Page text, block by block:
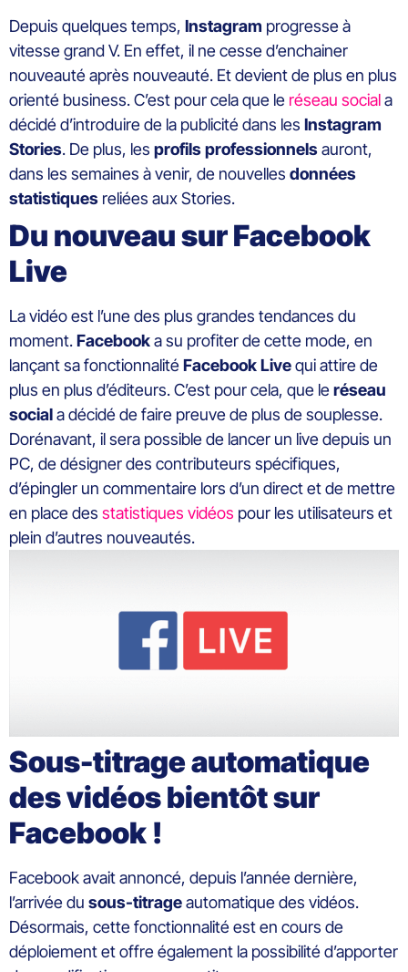
Depuis quelques temps, Instagram progresse à
vitesse grand V. En effet, il ne cesse d’enchainer
nouveauté après nouveauté. Et devient de plus en plus
orienté business. C’est pour cela que le réseau sociala
décidé d’introduire de la publicité dans les Instagram
Stories. De plus, les profils professionnelsauront,
dans les semaines à venir, de nouvelles données
statistiques reliées aux Stories.
Du nouveau sur Facebook
Live
La vidéo est l’une des plus grandes tendances du
moment.Facebooka su profiter de cette mode, en
lançant sa fonctionnalitéFacebookLivequi attire de
plus en plus d’éditeurs. C’est pour cela, que leréseau
sociala décidé de faire preuve de plus de souplesse.
Dorénavant, il sera possible de lancer un live depuis un
PC, de désigner des contributeurs spécifiques,
d’épingler un commentaire lors d’un direct et de mettre
en place des statistiques vidéos pour les utilisateurs et
plein d’autres nouveautés.
Sous-titrage automatique
des vidéos bientôt sur
Facebook !
Facebook avait annoncé, depuis l’année dernière,
l’arrivée du sous-titrageautomatique des vidéos.
Désormais, cette fonctionnalité est en cours de
déploiement et offre également la possibilité d’apporter